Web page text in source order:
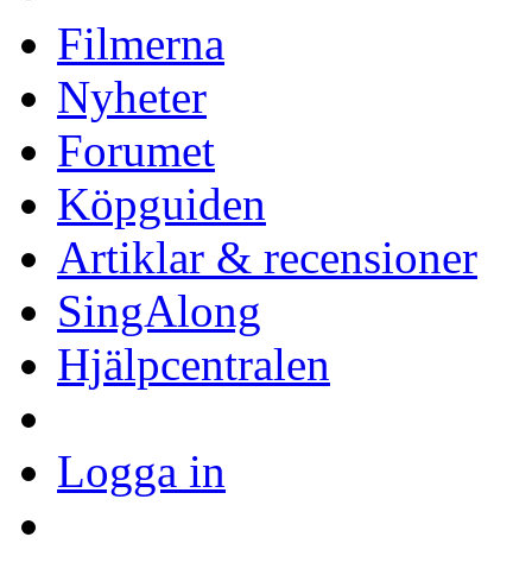
Filmerna
Nyheter
Forumet
Köpguiden
Artiklar & recensioner
SingAlong
Hjälpcentralen
Logga in